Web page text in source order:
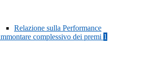
Relazione sulla Performance
complessivo dei premi 1